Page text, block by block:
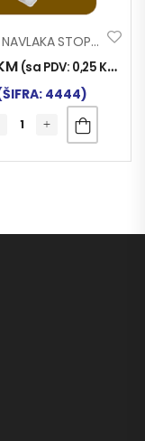
PL. NAVLAKA STOPICE M 2 ST. 3202
(sa PDV: 0,25 KM
4444)